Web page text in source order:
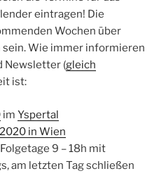
eintragen! Die
Wochen über
Wie immer informieren
Newsletter (gleich
ist:
im Yspertal
2020 in Wien
9 – 18h mit
am letzten Tag schließen